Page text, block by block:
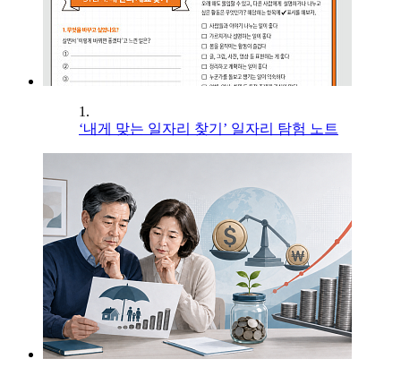
1.
‘내게 맞는 일자리 찾기’ 일자리 탐험 노트